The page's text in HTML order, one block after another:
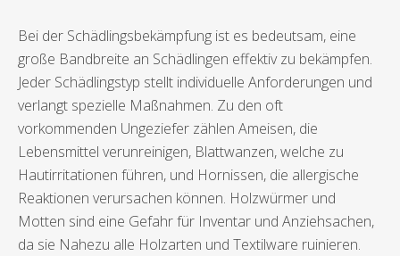
Bei der Schädlingsbekämpfung ist es bedeutsam, eine
große Bandbreite an Schädlingen effektiv zu bekämpfen.
Jeder Schädlingstyp stellt individuelle Anforderungen und
verlangt spezielle Maßnahmen. Zu den oft
vorkommenden Ungeziefer zählen Ameisen, die
Lebensmittel verunreinigen, Blattwanzen, welche zu
Hautirritationen führen, und Hornissen, die allergische
Reaktionen verursachen können. Holzwürmer und
Motten sind eine Gefahr für Inventar und Anziehsachen,
da sie Nahezu alle Holzarten und Textilware ruinieren.